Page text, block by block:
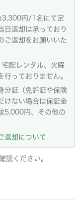
円/1名にて定
日返却は承っており
ご返却をお願いいた
配レンタル、火曜
行っておりません。
分証（免許証や保険
けない場合は保証金
5,000円、その他の
返却について
認ください。